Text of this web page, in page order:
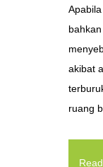
akibat
ruang